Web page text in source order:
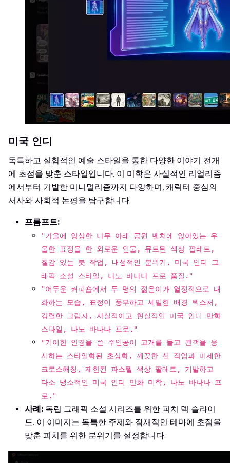
미국 인디
독특하고 실험적인 예술 스타일을 통한 다양한 이야기 전개
에 초점을 맞춘 스타일입니다. 이 미학은 사실적인 리얼리즘
에서부터 기발한 미니멀리즘까지 다양하며, 캐릭터 중심의
서사와 사회적 논평을 탐구합니다.
프롬프트:
"가을에 앙상한 나무 아래 공원 벤치에 앉아있는 우
울한 표정을 한 외로운 인물, 뮤트된 색상 팔레트,
질감 있는 붓 작업, 내성적인 분위기, 미국 인디 그
래픽 소설 스타일, 나노 바나나 프로 품질."
"어두운 커피숍에서 두 명의 젊은이가 열정적으로 대
화하는 모습, 표정이 풍부하고 세밀한 배경 텍스처,
강렬한 그림자, 사실적이고 현실적인 미국 인디 만화
스타일, 나노 바나나 프로."
"기이한 안경을 쓴 주인공이 고개를 들고 관객을 응
시하는 스타일화된 초상화, 깨끗한 선 작업과 미세한
크로스해칭, 제한된 파스텔 색상 팔레트, 기발하고
다소 냉소적인 미국 인디 만화 미학, 나노 바나나 프
로."
사례: 독립 그래픽 소설 시리즈를 위한 피치 덱 슬라이
드. 이 이미지는 독특한 주제와 잠재적인 테마에 초점을
맞춘 피치를 위한 분위기를 설정합니다.